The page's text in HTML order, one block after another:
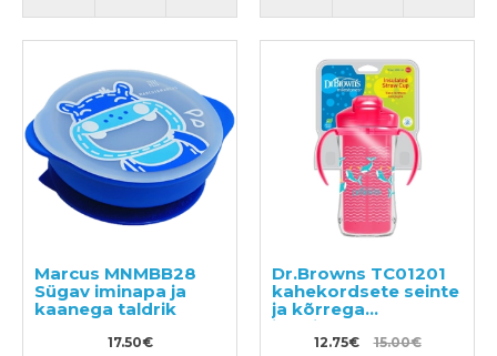
Marcus MNMBB28
Sügav iminapa ja
kaanega taldrik
17.50€
Dr.Browns TC01201
kahekordsete seinte
ja kõrrega
joogipudel 300 ml,
12m+12.75€ 15.00€